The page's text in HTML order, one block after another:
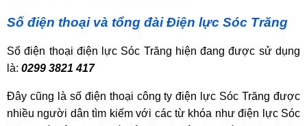
Số điện thoại và tổng đài Điện lực Sóc Trăng
Số điện thoại điện lực Sóc Trăng hiện đang được sử dụng
là: 0299 3821 417
Đây cũng là số điện thoại công ty điện lực Sóc Trăng được
nhiều người dân tìm kiếm với các từ khóa như điện lực Sóc